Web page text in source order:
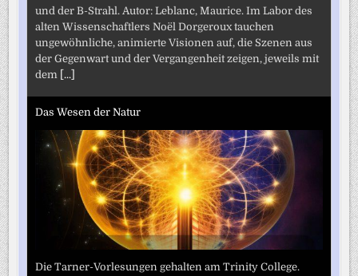
und der B-Strahl. Autor: Leblanc, Maurice. Im Labor des
alten Wissenschaftlers Noël Dorgeroux tauchen
ungewöhnliche, animierte Visionen auf, die Szenen aus
der Gegenwart und der Vergangenheit zeigen, jeweils mit
dem [...]
Das Wesen der Natur
Die Tarner-Vorlesungen gehalten am Trinity College.